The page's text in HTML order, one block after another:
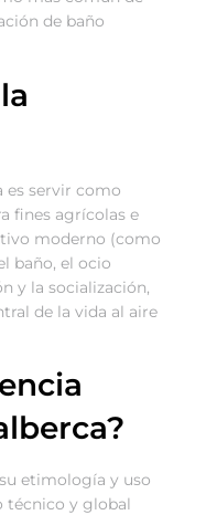
de baño
es servir como
fines agrícolas e
moderno (como
baño, el ocio
y la socialización,
de la vida al aire
etimología y uso
técnico y global